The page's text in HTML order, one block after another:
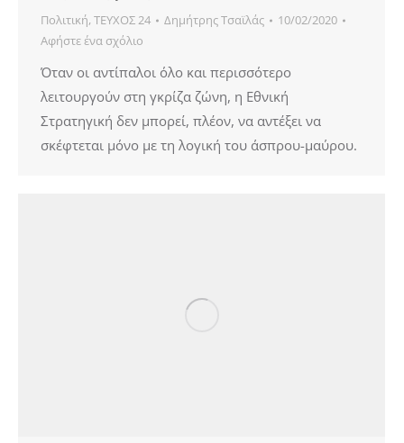
Πολιτική, ΤΕΥΧΟΣ 24 Δημήτρης Τσαϊλάς
10/02/2020
Αφήστε ένα σχόλιο
Όταν οι αντίπαλοι όλο και περισσότερο
λειτουργούν στη γκρίζα ζώνη, η Εθνική
Στρατηγική δεν μπορεί, πλέον, να αντέξει να
σκέφτεται μόνο με τη λογική του άσπρου-μαύρου.